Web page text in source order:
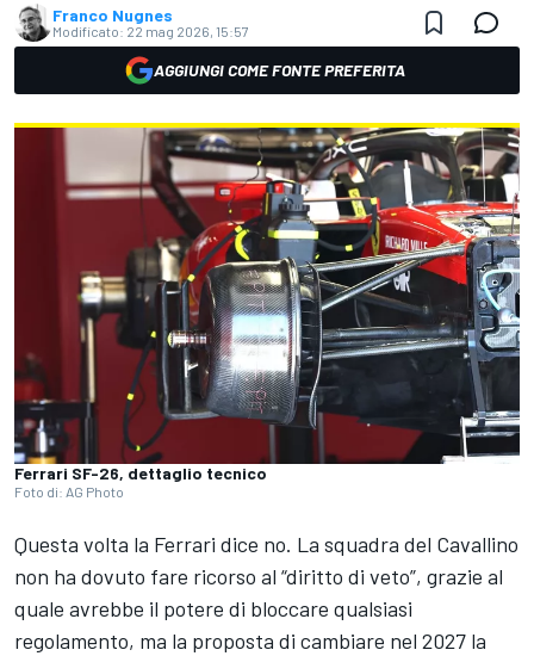
Franco Nugnes
Modificato: 22 mag 2026, 15:57
AGGIUNGI COME FONTE PREFERITA
Ferrari SF-26, dettaglio tecnico
Foto di: AG Photo
Questa volta la Ferrari dice no. La squadra del Cavallino
non ha dovuto fare ricorso al “diritto di veto”, grazie al
quale avrebbe il potere di bloccare qualsiasi
regolamento, ma la proposta di cambiare nel 2027 la